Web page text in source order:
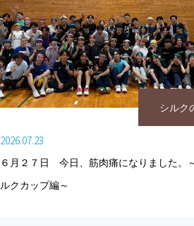
シルク
2026.07.23
６月２７日 今日、筋肉痛になりました。
ルクカップ編～